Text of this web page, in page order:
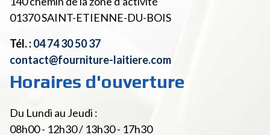
01370SAINT-ETIENNE-DU-BOIS
Tél. :04 74 30 50 37
contact@fourniture-laitiere.com
Horaires d'ouverture
Du Lundi au Jeudi :
08h00 - 12h30 / 13h30 - 17h30